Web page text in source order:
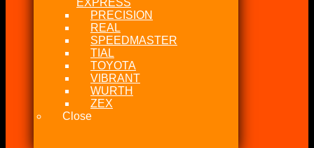
EXPRESS
PRECISION
REAL
SPEEDMASTER
TIAL
TOYOTA
VIBRANT
WURTH
ZEX
Close